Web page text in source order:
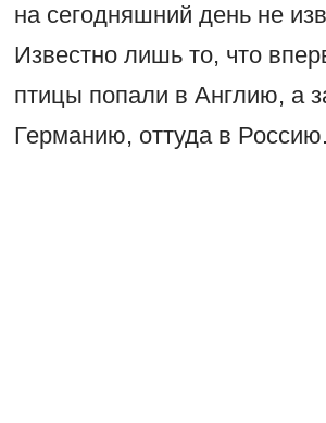
на сегодняшний день не
Известно лишь то, что
птицы попали в Англию, а
Германию, оттуда в Россию.